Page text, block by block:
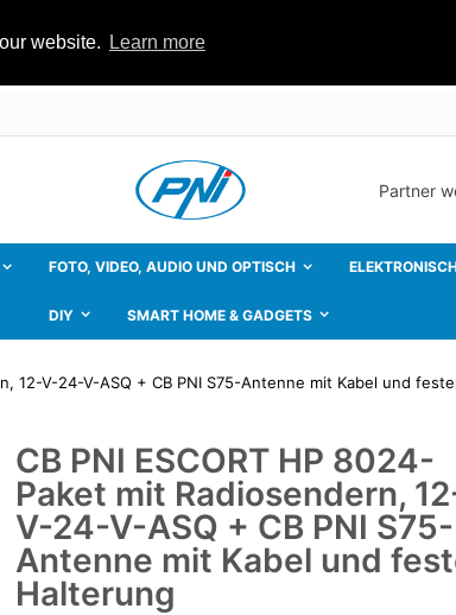
website. Learn more
Partner
FOTO, VIDEO, AUDIO UND OPTISCH
DIY SMART HOME & GADGETS
12-V-24-V-ASQ + CB PNI S75-Antenne mit Kabel und
Anfang
Bildgalerie
springen
CB PNI ESCORT HP 8024-
Paket mit Radiosendern,
V-24-V-ASQ + CB PNI S75-
Antenne mit Kabel und
Halterung